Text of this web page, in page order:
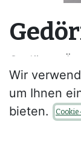
Gedörrte
--
Wir
um Ihnen
bieten.